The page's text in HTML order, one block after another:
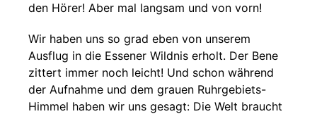
den Hörer! Aber mal langsam und von vorn!
Wir haben uns so grad eben von unserem
Ausflug in die Essener Wildnis erholt. Der Bene
zittert immer noch leicht! Und schon während
der Aufnahme und dem grauen Ruhrgebiets-
Himmel haben wir uns gesagt: Die Welt braucht